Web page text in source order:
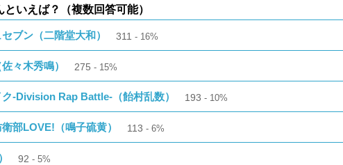
といえば？（複数回答可能）
ブン（二階堂大和） 311 16%
々木秀鳴） 275 15%
-Division Rap Battle-（飴村乱数） 193 10%
部LOVE!（鳴子硫黄） 113 6%
92 5%